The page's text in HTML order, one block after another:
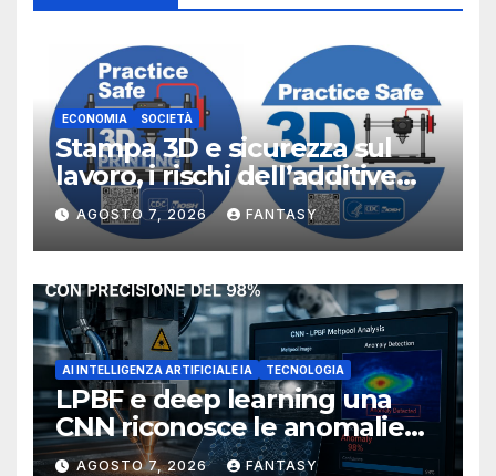
ECONOMIA SOCIETÀ
Stampa 3D e sicurezza sul
lavoro, i rischi dell’additive
manufacturing secondo
NIOSH
AGOSTO 7, 2026 FANTASY
AI INTELLIGENZA ARTIFICIALE IA TECNOLOGIA
LPBF e deep learning una
CNN riconosce le anomalie
del bagno di fusione
AGOSTO 7, 2026 FANTASY